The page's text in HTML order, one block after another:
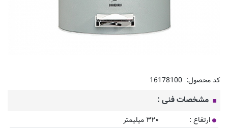
کد محصول: 16178100
مشخصات فنی :
ارتفاع : ۳۲۰ میلیمتر